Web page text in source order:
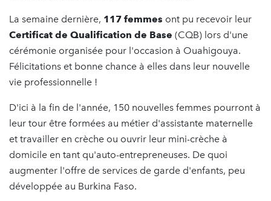
La semaine dernière, 117 femmes ont pu recevoir leur
Certificat de Qualification de Base (CQB) lors d'une
cérémonie organisée pour l'occasion à Ouahigouya.
Félicitations et bonne chance à elles dans leur nouvelle
vie professionnelle !
D'ici à la fin de l'année, 150 nouvelles femmes pourront à
leur tour être formées au métier d'assistante maternelle
et travailler en crèche ou ouvrir leur mini-crèche à
domicile en tant qu'auto-entrepreneuses. De quoi
augmenter l'offre de services de garde d'enfants, peu
développée au Burkina Faso.